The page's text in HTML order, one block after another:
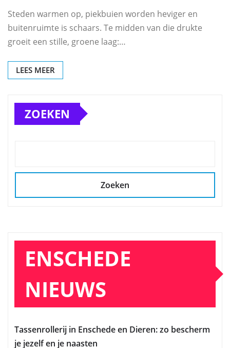
Steden warmen op, piekbuien worden heviger en
buitenruimte is schaars. Te midden van die drukte
groeit een stille, groene laag:…
LEES MEER
ZOEKEN
Zoeken
ENSCHEDE
NIEUWS
Tassenrollerij in Enschede en Dieren: zo bescherm
je jezelf en je naasten